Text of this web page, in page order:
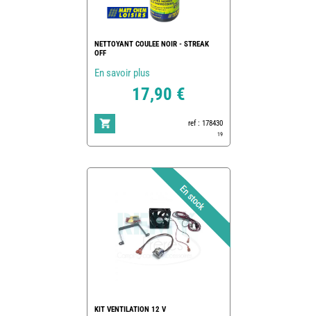
NETTOYANT COULEE NOIR - STREAK
OFF
En savoir plus
17,90 €
ref : 178430
19
KIT VENTILATION 12 V